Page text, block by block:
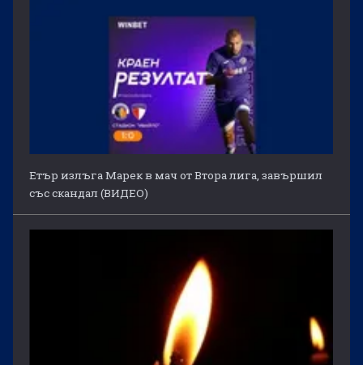
Етър излъга Марек в мач от Втора лига, завършил
със скандал (ВИДЕО)